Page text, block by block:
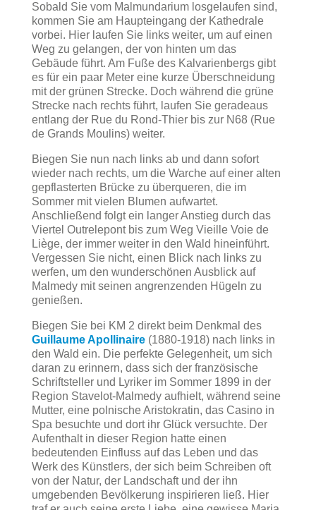
Sobald Sie vom Malmundarium losgelaufen sind,
kommen Sie am Haupteingang der Kathedrale
vorbei. Hier laufen Sie links weiter, um auf einen
Weg zu gelangen, der von hinten um das
Gebäude führt. Am Fuße des Kalvarienbergs gibt
es für ein paar Meter eine kurze Überschneidung
mit der grünen Strecke. Doch während die grüne
Strecke nach rechts führt, laufen Sie geradeaus
entlang der Rue du Rond-Thier bis zur N68 (Rue
de Grands Moulins) weiter.
Biegen Sie nun nach links ab und dann sofort
wieder nach rechts, um die Warche auf einer alten
gepflasterten Brücke zu überqueren, die im
Sommer mit vielen Blumen aufwartet.
Anschließend folgt ein langer Anstieg durch das
Viertel Outrelepont bis zum Weg Vieille Voie de
Liège, der immer weiter in den Wald hineinführt.
Vergessen Sie nicht, einen Blick nach links zu
werfen, um den wunderschönen Ausblick auf
Malmedy mit seinen angrenzenden Hügeln zu
genießen.
Biegen Sie bei KM 2 direkt beim Denkmal des
Guillaume Apollinaire (1880-1918) nach links in
den Wald ein. Die perfekte Gelegenheit, um sich
daran zu erinnern, dass sich der französische
Schriftsteller und Lyriker im Sommer 1899 in der
Region Stavelot-Malmedy aufhielt, während seine
Mutter, eine polnische Aristokratin, das Casino in
Spa besuchte und dort ihr Glück versuchte. Der
Aufenthalt in dieser Region hatte einen
bedeutenden Einfluss auf das Leben und das
Werk des Künstlers, der sich beim Schreiben oft
von der Natur, der Landschaft und der ihn
umgebenden Bevölkerung inspirieren ließ. Hier